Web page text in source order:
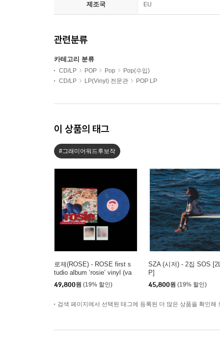
제조국 EU
관련분류
카테고리 분류
CD/LP POP Pop
Pop(수입)
CD/LP
LP(Vinyl) 전문관 POP LP
이 상품의 태그
#그래미어워드후보작
로제(ROSE) - ROSE first s
tudio album ‘rosie’ vinyl (va
mpirehollie edition blue) [블
루 컬러 LP]
49,800원 (19% 할인)
SZA (시저) - 2집 SOS
P]
45,800원 (19% 할인)
검색 페이지에서 선택된 태그에 등록된 더 많은 상품을 확인해